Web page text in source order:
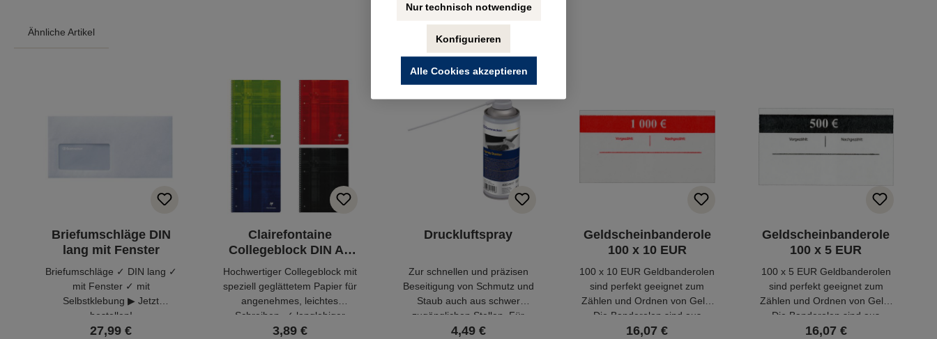
Ähnliche Artikel
Briefumschläge DIN
lang mit Fenster
Briefumschläge ✓ DIN lang ✓
mit Fenster ✓ mit
Selbstklebung ▶ Jetzt
bestellen!
27,99 €
Clairefontaine
Collegeblock DIN A4
kariert
Hochwertiger Collegeblock mit
speziell geglättetem Papier für
angenehmes, leichtes
Schreiben. ✓ langlebiger
Einband ✓ holzfrei ✓ chlorfrei
3,89 €
Druckluftspray
Zur schnellen und präzisen
Beseitigung von Schmutz und
Staub auch aus schwer
zugänglichen Stellen. Für
Kunststoffe, lackierte
4,49 €
Geldscheinbanderole
100 x 10 EUR
100 x 10 EUR Geldbanderolen
sind perfekt geeignet zum
Zählen und Ordnen von Geld.
Die Banderolen sind aus
Papier und lassen sich leicht
16,07 €
Geldscheinbanderole
100 x 5 EUR
100 x 5 EUR Geldbanderolen
sind perfekt geeignet zum
Zählen und Ordnen von Geld.
Die Banderolen sind aus
Papier und lassen sich leicht
16,07 €
Nur technisch notwendige
Konfigurieren
Alle Cookies akzeptieren